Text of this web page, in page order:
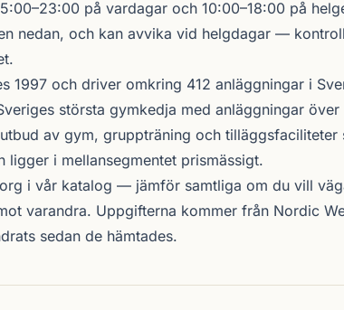
på vardagar och 10:00–18:00 på
nedan, och kan avvika vid helgdagar —
1997 och driver omkring 412 anläggningar i
största gymkedja med anläggningar över
av gym, gruppträning och tilläggsfaciliteter
ligger i mellansegmentet prismässigt.
i vår katalog — jämför samtliga om du vill
varandra. Uppgifterna kommer från Nordic
sedan de hämtades.